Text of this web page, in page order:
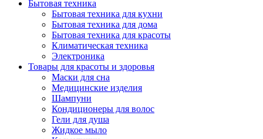
Бытовая техника
Бытовая техника для кухни
Бытовая техника для дома
Бытовая техника для красоты
Климатическая техника
Электроника
Товары для красоты и здоровья
Маски для сна
Медицинские изделия
Шампуни
Кондиционеры для волос
Гели для душа
Жидкое мыло